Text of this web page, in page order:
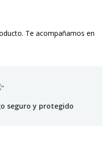
Te acompañamos en
seguro y protegido